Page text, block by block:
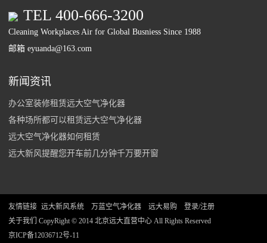
TEL 400-666-3200
Cleaning Workplaces Air for Global Busniess Since 1988
邮箱 eyuanda@163.com
新闻资讯
办公室装修租赁远大空气净化器
各种场所都可以租赁远大空气净化器
远大空气净化器如何租赁
远大新风提醒您开车前几分钟千万要开窗
友情链接 远大新风系统 万蓝空气净化器 远大易购
登录/注册
关于我们 CopyRight © 2014 北京远大直营中心 All Rights Reserved
京ICP备12036712号-11